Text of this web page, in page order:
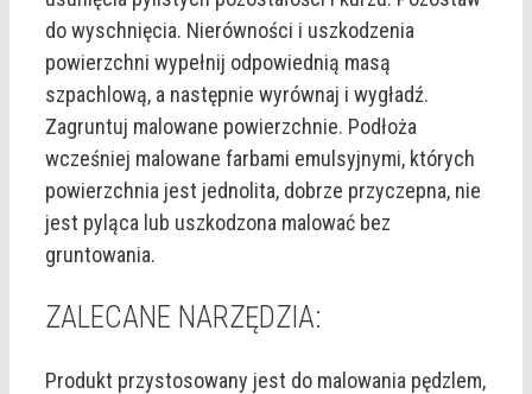
do wyschnięcia. Nierówności i uszkodzenia
powierzchni wypełnij odpowiednią masą
szpachlową, a następnie wyrównaj i wygładź.
Zagruntuj malowane powierzchnie. Podłoża
wcześniej malowane farbami emulsyjnymi, których
powierzchnia jest jednolita, dobrze przyczepna, nie
jest pyląca lub uszkodzona malować bez
gruntowania.
ZALECANE NARZĘDZIA:
Produkt przystosowany jest do malowania pędzlem,